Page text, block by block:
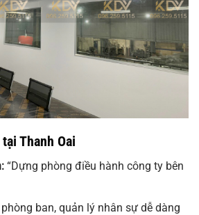
Thanh Oai
“Dựng phòng điều hành công ty bên
ban, quản lý nhân sự dễ dàng